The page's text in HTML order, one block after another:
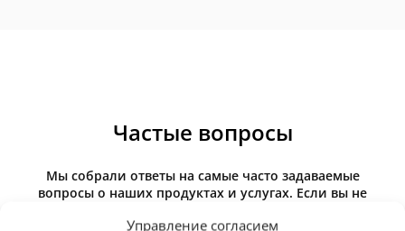
Управление согласием
Частые вопросы
Мы собрали ответы на самые часто задаваемые
вопросы о наших продуктах и услугах. Если вы не
напрямую.